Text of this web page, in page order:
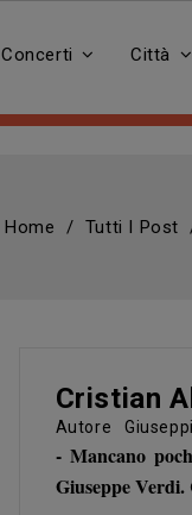
Concerti Città
Home Tutti I Post
Cristian
Autore
- Mancano
Giuseppe Verdi.